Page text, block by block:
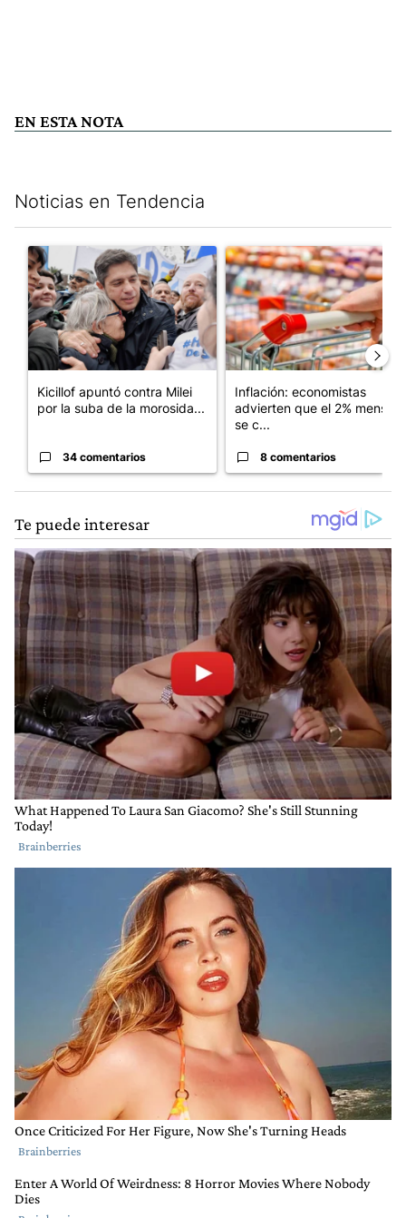
EN ESTA NOTA
Noticias en Tendencia
Un artículo de tendencia con el título "Kicillof apuntó contra
Kicillof apuntó contra Milei
por la suba de la morosida...
34 comentarios
Un artículo de tendencia con
Inflación: economistas
advierten que el 2% mensual
se c...
8 comentarios